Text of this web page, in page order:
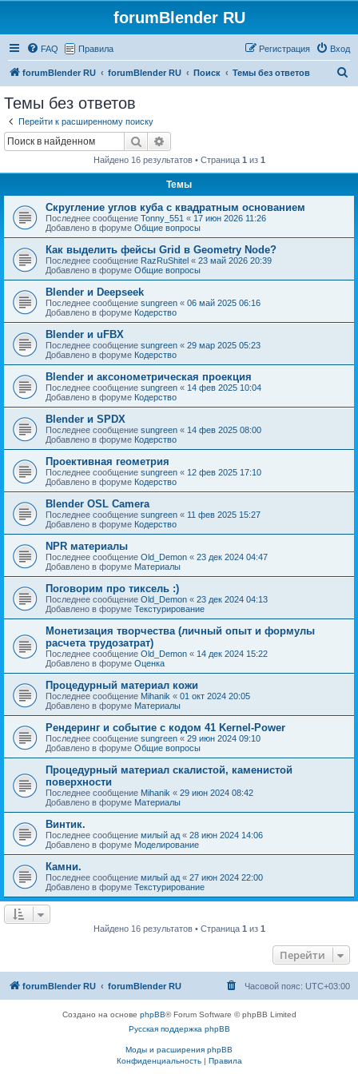
forumBlender RU
FAQ Правила Вход
Регистрация
forumBlender RU forumBlender RU Поиск Темы без ответов
Темы без ответов
Перейти к расширенному поиску
Поиск
Найдено 16 результатов • Страница 1 из 1
Темы
Скругление углов куба с квадратным основанием
Последнее сообщение Tonny_551 « 17 июн 2026 11:26
Добавлено в форуме Общие вопросы
Как выделить фейсы Grid в Geometry Node?
Последнее сообщение RazRuShitel « 23 май 2026 20:39
Добавлено в форуме Общие вопросы
Blender и Deepseek
Последнее сообщение sungreen « 06 май 2025 06:16
Добавлено в форуме Кодерство
Blender и uFBX
Последнее сообщение sungreen « 29 мар 2025 05:23
Добавлено в форуме Кодерство
Blender и аксонометрическая проекция
Последнее сообщение sungreen « 14 фев 2025 10:04
Добавлено в форуме Кодерство
Blender и SPDX
Последнее сообщение sungreen « 14 фев 2025 08:00
Добавлено в форуме Кодерство
Проективная геометрия
Последнее сообщение sungreen « 12 фев 2025 17:10
Добавлено в форуме Кодерство
Blender OSL Camera
Последнее сообщение sungreen « 11 фев 2025 15:27
Добавлено в форуме Кодерство
NPR материалы
Последнее сообщение Old_Demon « 23 дек 2024 04:47
Добавлено в форуме Материалы
Поговорим про тиксель :)
Последнее сообщение Old_Demon « 23 дек 2024 04:13
Добавлено в форуме Текстурирование
Монетизация творчества (личный опыт и формулы
расчета трудозатрат)
Последнее сообщение Old_Demon « 14 дек 2024 15:22
Добавлено в форуме Оценка
Процедурный материал кожи
Последнее сообщение Mihanik « 01 окт 2024 20:05
Добавлено в форуме Материалы
Рендеринг и событие с кодом 41 Kernel-Power
Последнее сообщение sungreen « 29 июн 2024 09:10
Добавлено в форуме Общие вопросы
Процедурный материал скалистой, каменистой
поверхности
Последнее сообщение Mihanik « 29 июн 2024 08:42
Добавлено в форуме Материалы
Винтик.
Последнее сообщение милый ад « 28 июн 2024 14:06
Добавлено в форуме Моделирование
Камни.
Последнее сообщение милый ад « 27 июн 2024 22:00
Добавлено в форуме Текстурирование
Найдено 16 результатов • Страница 1 из 1
Перейти
forumBlender RU forumBlender RU Часовой пояс: UTC+03:00
Создано на основе phpBB® Forum Software © phpBB Limited
Русская поддержка phpBB
Моды и расширения phpBB
Конфиденциальность| Правила